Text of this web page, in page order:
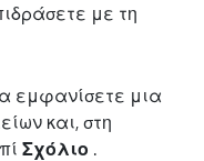
με τη
εμφανίσετε μια
και, στη
Σχόλιο .